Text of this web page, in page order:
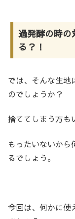
過発酵の時
る？！
では、そんな生地
のでしょうか？
捨ててしまう方も
もったいないから
るでしょう。
今回は、何かに使